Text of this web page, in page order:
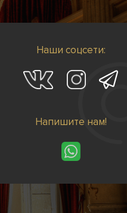
Наши соцсети:
Напишите нам!